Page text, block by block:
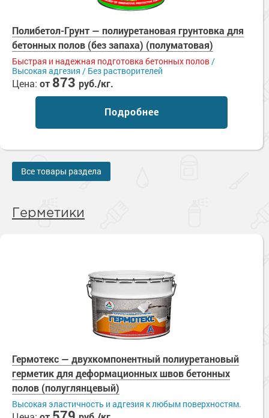
Полибетол-Грунт — полиуретановая грунтовка для
бетонных полов (без запаха) (полуматовая)
Быстрая и надежная подготовка бетонных полов/
Высокая адгезия / Без растворителей
Цена: от 873 руб./кг.
Подробнее
Все товары раздела
Герметики
Гермотекс — двухкомпонентный полиуретановый
герметик для деформационных швов бетонных
полов (полуглянцевый)
Высокая эластичность и адгезия к любым поверхностям.